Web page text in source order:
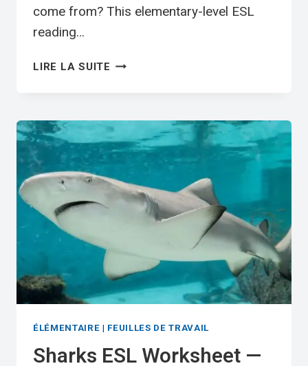
come from? This elementary-level ESL
reading…
LIRE LA SUITE CHOCOLATE
READING
WORKSHEET
(LEVEL
C)
ÉLÉMENTAIRE | FEUILLES DE TRAVAIL
Sharks ESL Worksheet —